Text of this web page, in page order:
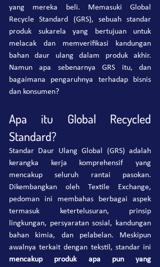
yang mereka beli. Memasuki Global
Recycle Standard (GRS), sebuah standar
produk sukarela yang bertujuan untuk
melacak dan memverifikasi kandungan
bahan daur ulang dalam produk akhir.
Namun apa sebenarnya GRS itu, dan
bagaimana pengaruhnya terhadap bisnis
dan konsumen?
Apa itu Global Recycled
Standard?
Standar Daur Ulang Global (GRS) adalah
kerangka kerja komprehensif yang
mencakup seluruh rantai pasokan.
Dikembangkan oleh Textile Exchange,
pedoman ini membahas berbagai aspek
termasuk ketertelusuran, prinsip
lingkungan, persyaratan sosial, kandungan
bahan kimia, dan pelabelan. Meskipun
mencakup produk apa pun yang